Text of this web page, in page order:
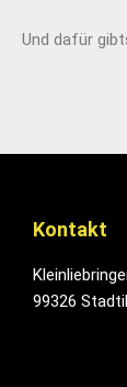
Und dafür
Kontakt
99326